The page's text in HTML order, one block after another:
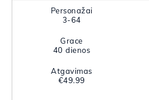
Personažai
3-64
Grace
40 dienos
Atgavimas
€49.99